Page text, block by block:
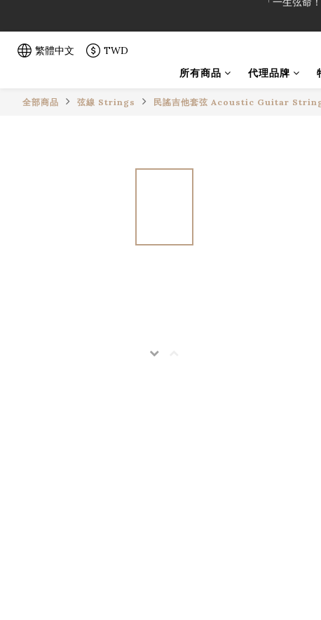
「一生弦命
繁體中文 TWD
所有商品
代理品牌
全部商品 弦線 Strings 民謠吉他套弦 Acoustic Guitar